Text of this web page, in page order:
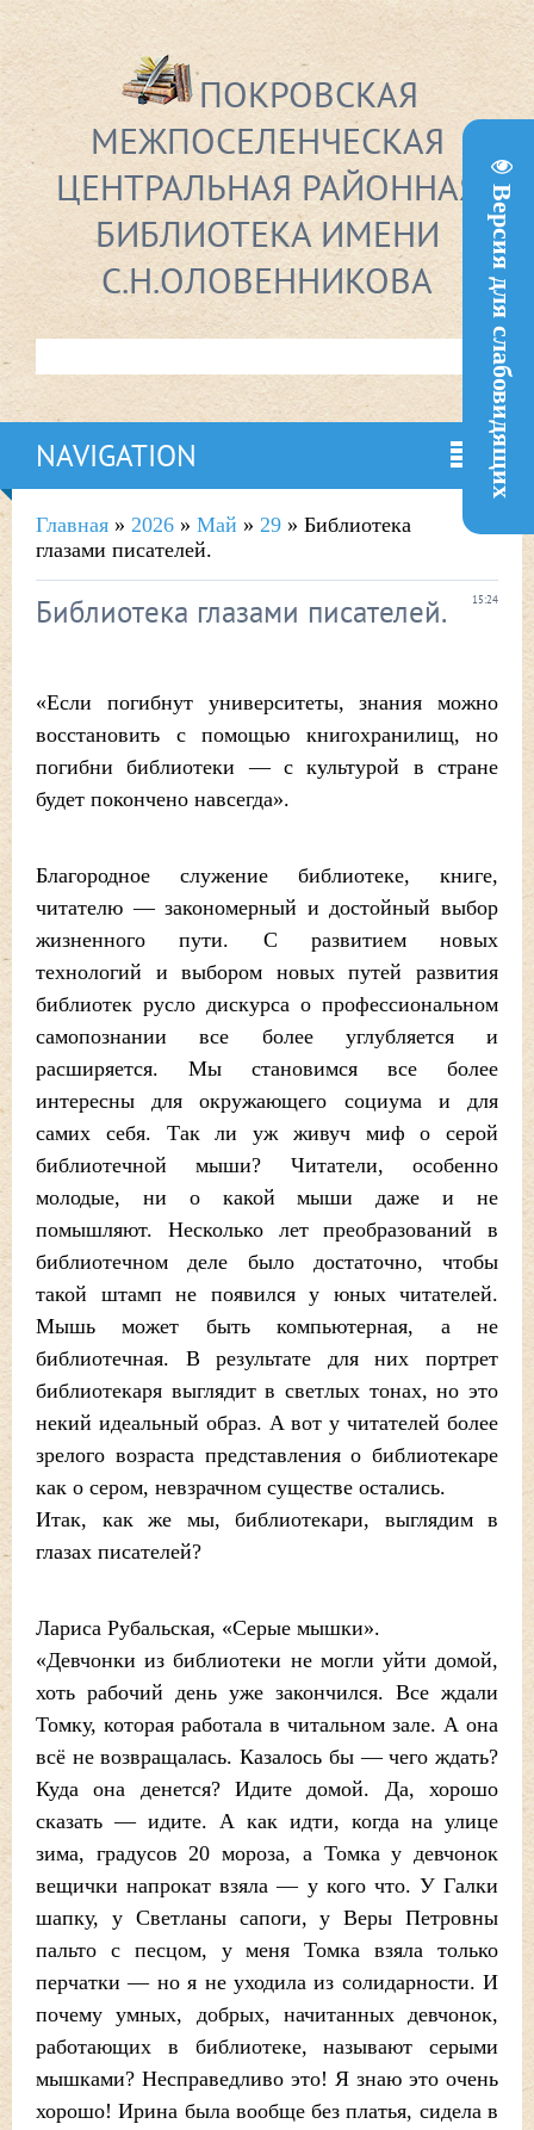
Версия для слабовидящих
ПОКРОВСКАЯ
МЕЖПОСЕЛЕНЧЕСКАЯ
ЦЕНТРАЛЬНАЯ РАЙОННАЯ
БИБЛИОТЕКА ИМЕНИ
С.Н.ОЛОВЕННИКОВА
NAVIGATION
Главная » 2026 » Май » 29 » Библиотека
глазами писателей.
15:24
Библиотека глазами писателей.
«Если погибнут университеты, знания можно
восстановить с помощью книгохранилищ, но
погибни библиотеки — с культурой в стране
будет покончено навсегда».
Благородное служение библиотеке, книге,
читателю — закономерный и достойный выбор
жизненного пути. С развитием новых
технологий и выбором новых путей развития
библиотек русло дискурса о профессиональном
самопознании все более углубляется и
расширяется. Мы становимся все более
интересны для окружающего социума и для
самих себя. Так ли уж живуч миф о серой
библиотечной мыши? Читатели, особенно
молодые, ни о какой мыши даже и не
помышляют. Несколько лет преобразований в
библиотечном деле было достаточно, чтобы
такой штамп не появился у юных читателей.
Мышь может быть компьютерная, а не
библиотечная. В результате для них портрет
библиотекаря выглядит в светлых тонах, но это
некий идеальный образ. А вот у читателей более
зрелого возраста представления о библиотекаре
как о сером, невзрачном существе остались.
Итак, как же мы, библиотекари, выглядим в
глазах писателей?
Лариса Рубальская, «Серые мышки».
«Девчонки из библиотеки не могли уйти домой,
хоть рабочий день уже закончился. Все ждали
Томку, которая работала в читальном зале. А она
всё не возвращалась. Казалось бы — чего ждать?
Куда она денется? Идите домой. Да, хорошо
сказать — идите. А как идти, когда на улице
зима, градусов 20 мороза, а Томка у девчонок
вещички напрокат взяла — у кого что. У Галки
шапку, у Светланы сапоги, у Веры Петровны
пальто с песцом, у меня Томка взяла только
перчатки — но я не уходила из солидарности. И
почему умных, добрых, начитанных девчонок,
работающих в библиотеке, называют серыми
мышками? Несправедливо это! Я знаю это очень
хорошо! Ирина была вообще без платья, сидела в